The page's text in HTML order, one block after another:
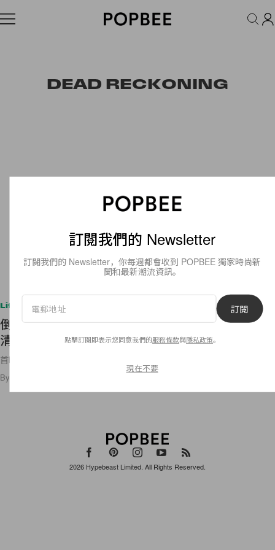
FASHION ACCESSORIES BEAUTY WELLNESS LIFESTYLE
DEAD RECKONING
Lifestyle
倒數上映：Tom Cruise 主演《不可能的任務：致命
清算 第一章》首映後好評不斷！
首映會上的紅毯也好美呀！
By
2026 Hypebeast Limited. All Rights Reserved.
訂閱我們的 Newsletter
訂閱我們的 Newsletter，你每週都會收到 POPBEE 獨家時尚新
聞和最新潮流資訊。
訂閱
點擊訂閱即表示您同意我們的服務條款與隱私政策。
現在不要